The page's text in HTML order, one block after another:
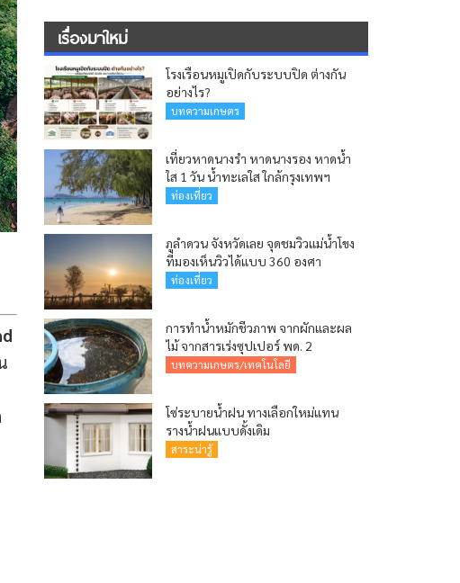
เรื่องมาใหม่
โรงเรือนหมูเปิดกับระบบปิด ต่างกัน
อย่างไร?
บทความเกษตร
เที่ยวหาดนางรำ หาดนางรอง หาดน้ำ
ใส 1 วัน น้ำทะเลใส ใกล้กรุงเทพฯ
ท่องเที่ยว
ภูลำดวน จังหวัดเลย จุดชมวิวแม่น้ำโขง
ที่มองเห็นวิวได้แบบ 360 องศา
ท่องเที่ยว
การทำน้ำหมักชีวภาพ จากผักและผล
ไม้ จากสารเร่งซุปเปอร์ พด. 2
บทความเกษตร/เทคโนโลยี
โซ่ระบายน้ำฝน ทางเลือกใหม่แทน
รางน้ำฝนแบบดั้งเดิม
สาระน่ารู้